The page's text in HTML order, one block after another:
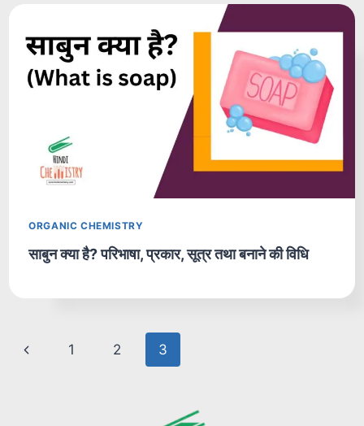
ORGANIC CHEMISTRY
साबुन क्या है? परिभाषा, प्रकार, सूत्र तथा बनाने की विधि
Page
Previous
1 2 3